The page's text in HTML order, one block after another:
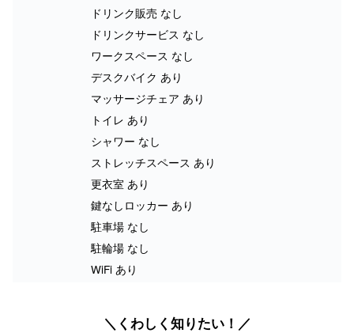
ドリンク販売 なし
ドリンクサービス なし
ワークスペース なし
デスクバイク あり
マッサージチェア あり
トイレ あり
シャワー なし
ストレッチスペース あり
更衣室 あり
鍵なしロッカー あり
駐車場 なし
駐輪場 なし
WiFi あり
＼くわしく知りたい！／